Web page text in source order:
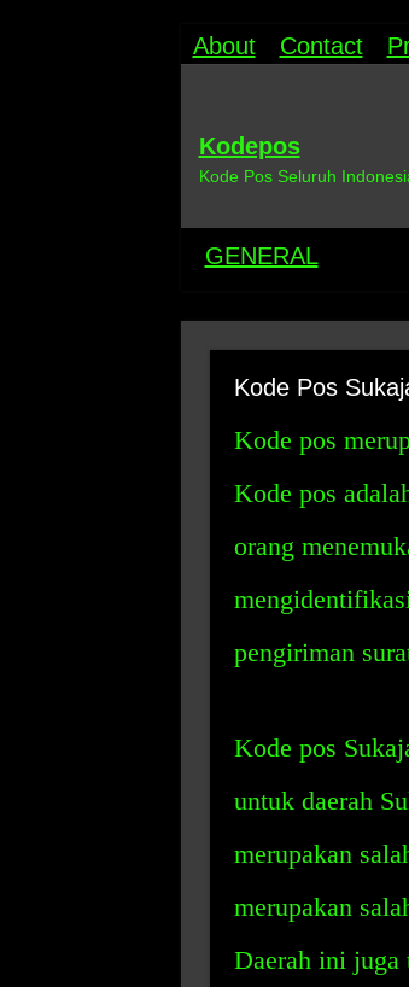
About Contact
Kodepos
Kode Pos Seluruh
GENERAL
Kode Pos
Kode pos
Kode pos
orang
pengiriman
Kode pos
untuk daerah
merupakan
merupakan
Daerah ini juga